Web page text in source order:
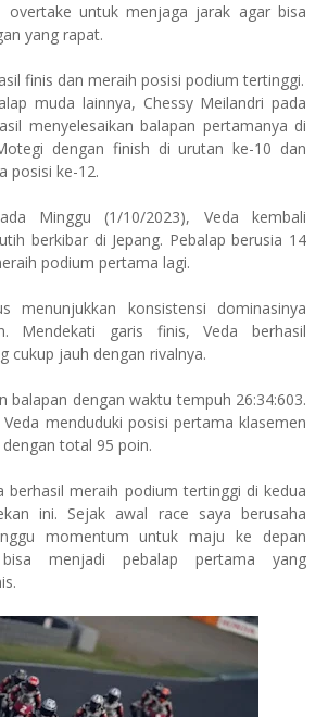
overtake untuk menjaga jarak agar bisa
yang rapat.
finis dan meraih posisi podium tertinggi.
muda lainnya, Chessy Meilandri pada
menyelesaikan balapan pertamanya di
dengan finish di urutan ke-10 dan
posisi ke-12.
Minggu (1/10/2023), Veda kembali
berkibar di Jepang. Pebalap berusia 14
podium pertama lagi.
menunjukkan konsistensi dominasinya
Mendekati garis finis, Veda berhasil
cukup jauh dengan rivalnya.
balapan dengan waktu tempuh 26:34:603.
menduduki posisi pertama klasemen
total 95 poin.
berhasil meraih podium tertinggi di kedua
ini. Sejak awal race saya berusaha
momentum untuk maju ke depan
menjadi pebalap pertama yang